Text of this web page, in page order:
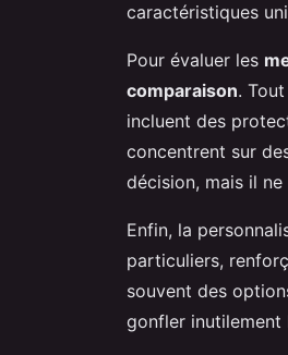
caractéristiques
Pour évaluer les
comparaison.
incluent des
concentrent sur
décision, mais il
Enfin, la
particuliers,
souvent des
gonfler inutilement